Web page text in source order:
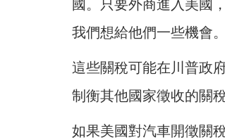
國。只要外商進入美國
我們想給他們一些機會。
這些關稅可能在川普政
制衡其他國家徵收的關
如果美國對汽車開徵關